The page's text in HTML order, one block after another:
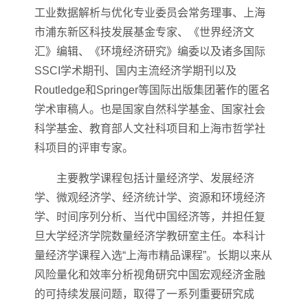
工业数据解析与优化专业委员会常务理事、上海
市浦东新区科技发展基金专家、《世界经济文
汇》编辑、《环境经济研究》编委以及诸多国际
SSCI学术期刊、国内主流经济学期刊以及
Routledge和Springer等国际出版集团著作的匿名
学术审稿人。也是国家自然科学基金、国家社会
科学基金、教育部人文社科项目和上海市哲学社
科项目的评审专家。
主要教学课程包括计量经济学、发展经济
学、微观经济学、经济统计学、资源和环境经济
学、时间序列分析、当代中国经济等，并担任复
旦大学经济学院数量经济学教研室主任。本科计
量经济学课程入选“上海市精品课程”。长期以来从
风险量化和效率分析视角研究中国宏观经济金融
的可持续发展问题，取得了一系列重要研究成